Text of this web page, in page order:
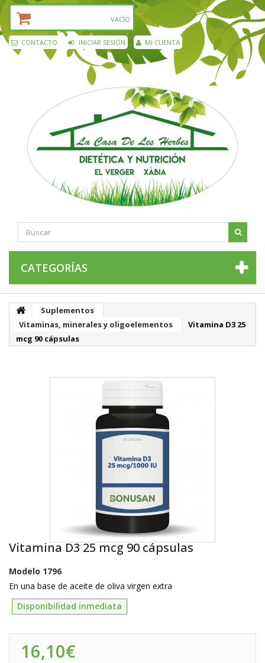
VACÍO
CONTACTO INICIAR SESIÓN MI CUENTA
CATEGORÍAS
Suplementos
Vitaminas, minerales y oligoelementos
Vitamina D3 25
mcg 90 cápsulas
Vitamina D3 25 mcg 90 cápsulas
Modelo 1796
En una base de aceite de oliva virgen extra
Disponibilidad inmediata
16,10€